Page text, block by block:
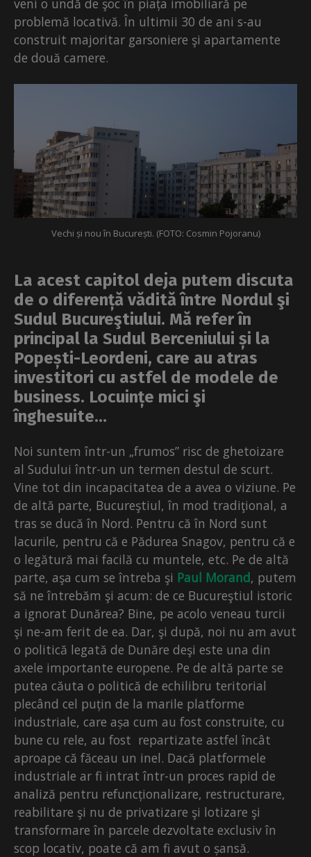
veni o undă de şoc în piața imobiliară pe
problemă locativă. În ultimii 30 de ani s-au
construit majoritar garsoniere şi apartamente
de două camere.
Vechi și nou în București. (FOTO: Cosmin Pojoranu)
La acest capitol deja putem discuta
de o diferență vădită între Nordul şi
Sudul Bucureştiului. Mă refer în
principal la Sudul Berceniului și la
Popești-Leordeni, care au atras
investitori cu astfel de modele de
business. Locuințe mici şi
înghesuite…
Noi suntem într-un „frumos” risc de ghetoizare
al Sudului într-un un termen destul de scurt.
Vine tot din incapacitatea de a avea o viziune. Pe
de altă parte, Bucureştiul, în mod tradiţional, a
tras se ducă în Nord. Pentru că în Nord sunt
lacurile, pentru că e Pădurea Snagov, pentru că e
o legătură mai facilă cu muntele, etc. Pe de altă
parte, aşa cum se întreba şi Paul Morand, putem
să ne întrebăm şi acum: de ce Bucureştiul istoric
a ignorat Dunărea? Bine, pe acolo veneau turcii
şi ne-am ferit de ea. Dar, şi după, noi nu am avut
o politică legată de Dunăre deşi este una din
axele importante europene. Pe de altă parte se
putea căuta o politică de echilibru teritorial
plecând cel puțin de la marile platforme
industriale, care așa cum au fost construite, cu
bune cu rele, au fost repartizate astfel încât
aproape că făceau un inel. Dacă platformele
industriale ar fi intrat într-un proces rapid de
analiză pentru refuncționalizare, restructurare,
reabilitare şi nu de privatizare şi lotizare şi
transformare în parcele dezvoltate exclusiv în
scop locativ, poate că am fi avut o șansă.